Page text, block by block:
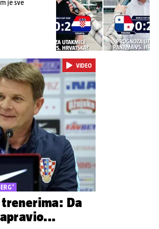
je sve
VIDEO
Da